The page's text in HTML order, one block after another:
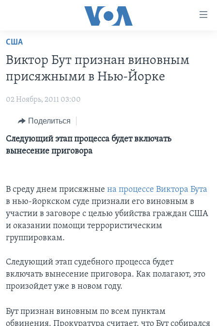
Перейти
основной
контент
Перейти
навигации
Перейти
ПРОГРАММЫ
НОВОСТИ ЗА МИНУТУ
ИТОГИ
ПОЧЕМУ ЭТО ВАЖНО?
ДИСКУССИЯ VOA
НЬЮ-ЙОРК NEW YORK
АМЕРИКА. БОЛЬШОЕ ПУТЕШЕСТВИЕ
ПРОЕКТЫ
УЧИМ АНГЛИЙСКИЙ
НАША АМЕРИКАНСКАЯ ИСТОРИЯ
А КАК В АМЕРИКЕ?
АРТЕФАКТЫ
ТЕСТЫ
ЭКСПЕРТИЗА
ИНТЕРВЬЮ
ФАКТЫ ПРОТИВ ФЕЙКОВ
ЗА СВОБОДУ ПРЕССЫ
ВИДЕО
ПОДПИСКА НА НОВОСТИ
Learning English
СОЦИАЛЬНЫЕ СЕТИ
США
Виктор Бут признан виновным
присяжными в Нью-Йорке
02 Ноябрь, 2011 03:00
Поделиться
Следующий этап процесса будет включать
вынесение приговора
В среду днем присяжные на процессе Виктора Бута
в нью-йоркском суде признали его виновным в
участии в заговоре с целью убийства граждан США
и оказании помощи террористическим
группировкам.
Следующий этап судебного процесса будет
включать вынесение приговора. Как полагают, это
произойдет уже в новом году.
Бут признан виновным по всем пунктам
обвинения. Прокуратура считает, что Бут собирался